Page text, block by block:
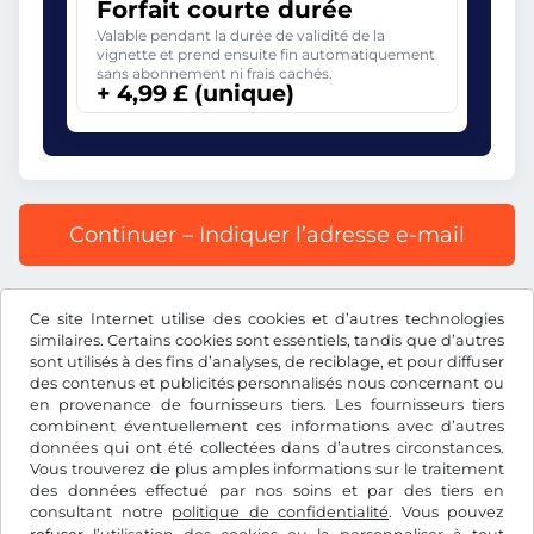
Ce site Internet utilise des cookies et d’autres technologies
similaires. Certains cookies sont essentiels, tandis que d’autres
sont utilisés à des fins d’analyses, de reciblage, et pour diffuser
des contenus et publicités personnalisés nous concernant ou
en provenance de fournisseurs tiers. Les fournisseurs tiers
combinent éventuellement ces informations avec d’autres
données qui ont été collectées dans d’autres circonstances.
Vous trouverez de plus amples informations sur le traitement
des données effectué par nos soins et par des tiers en
consultant notre politique de confidentialité. Vous pouvez
Forfait courte durée
Valable pendant la durée de validité de la
vignette et prend ensuite fin automatiquement
sans abonnement ni frais cachés.
+ 4,99 £ (unique)
Continuer – Indiquer l’adresse e-mail
compris les frais d’enregistrement et la TVA.
£GBP
Facebook Instagram